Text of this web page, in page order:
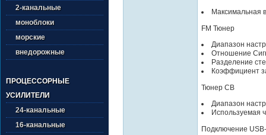
2-канальные
моноблоки
морские
внедорожные
ПРОЦЕССОРНЫЕ
УСИЛИТЕЛИ
24-канальные
16-канальные
Максимальная
FM Тюнер
Диапазон
Отношение
Разделение
Коэффициент
Тюнер СВ
Диапазон
Используемая
Подключение